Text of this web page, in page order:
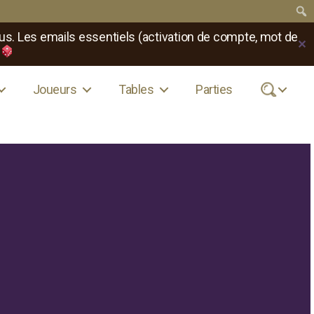
Les emails essentiels (activation de compte, mot de✕
Joueurs Tables Parties .